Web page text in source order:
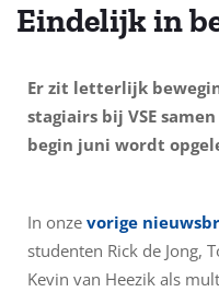
Eindelijk in
Er zit letterlijk
stagiairs bij VSE
begin juni wordt
In onze vorige
studenten Rick de Jong,
Kevin van Heezik als